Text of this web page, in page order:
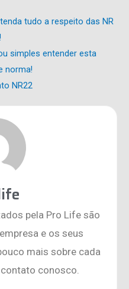
tudo a respeito das NR
simples entender esta
norma!
NR22
pela Pro Life são
e os seus
mais sobre cada
conosco.